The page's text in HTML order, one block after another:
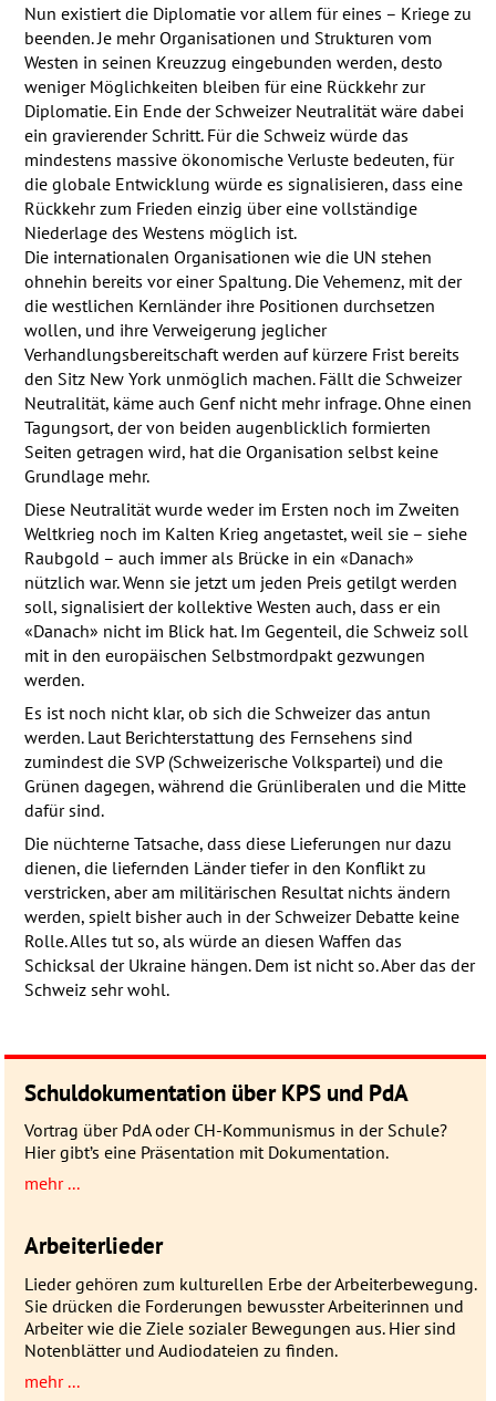
Nun existiert die Diplomatie vor allem für eines – Kriege zu
beenden. Je mehr Organisationen und Strukturen vom
Westen in seinen Kreuzzug eingebunden werden, desto
weniger Möglichkeiten bleiben für eine Rückkehr zur
Diplomatie. Ein Ende der Schweizer Neutralität wäre dabei
ein gravierender Schritt. Für die Schweiz würde das
mindestens massive ökonomische Verluste bedeuten, für
die globale Entwicklung würde es signalisieren, dass eine
Rückkehr zum Frieden einzig über eine vollständige
Niederlage des Westens möglich ist.
Die internationalen Organisationen wie die UN stehen
ohnehin bereits vor einer Spaltung. Die Vehemenz, mit der
die westlichen Kernländer ihre Positionen durchsetzen
wollen, und ihre Verweigerung jeglicher
Verhandlungsbereitschaft werden auf kürzere Frist bereits
den Sitz New York unmöglich machen. Fällt die Schweizer
Neutralität, käme auch Genf nicht mehr infrage. Ohne einen
Tagungsort, der von beiden augenblicklich formierten
Seiten getragen wird, hat die Organisation selbst keine
Grundlage mehr.
Diese Neutralität wurde weder im Ersten noch im Zweiten
Weltkrieg noch im Kalten Krieg angetastet, weil sie – siehe
Raubgold – auch immer als Brücke in ein «Danach»
nützlich war. Wenn sie jetzt um jeden Preis getilgt werden
soll, signalisiert der kollektive Westen auch, dass er ein
«Danach» nicht im Blick hat. Im Gegenteil, die Schweiz soll
mit in den europäischen Selbstmordpakt gezwungen
werden.
Es ist noch nicht klar, ob sich die Schweizer das antun
werden. Laut Berichterstattung des Fernsehens sind
zumindest die SVP(Schweizerische Volkspartei) und die
Grünen dagegen, während die Grünliberalen und die Mitte
dafür sind.
Die nüchterne Tatsache, dass diese Lieferungen nur dazu
dienen, die liefernden Länder tiefer in den Konflikt zu
verstricken, aber am militärischen Resultat nichts ändern
werden, spielt bisher auch in der Schweizer Debatte keine
Rolle. Alles tut so, als würde an diesen Waffen das
Schicksal der Ukraine hängen. Dem ist nicht so. Aber das der
Schweiz sehr wohl.
Schuldokumentation über KPS und PdA
Vortrag über PdA oder CH-Kommunismus in der Schule?
Hier gibt’s eine Präsentation mit Dokumentation.
mehr ...
Arbeiterlieder
Lieder gehören zum kulturellen Erbe der Arbeiterbewegung.
Sie drücken die Forderungen bewusster Arbeiterinnen und
Arbeiter wie die Ziele sozialer Bewegungen aus. Hier sind
Notenblätter und Audiodateien zu finden.
mehr ...